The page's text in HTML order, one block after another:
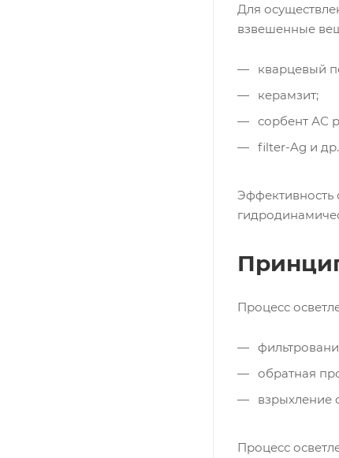
Для
взвешенные
кварцевый
керамзит;
сорбент АС
filter-Ag и др.
Эффективность
Процесс
обратная
взрыхление
Процесс